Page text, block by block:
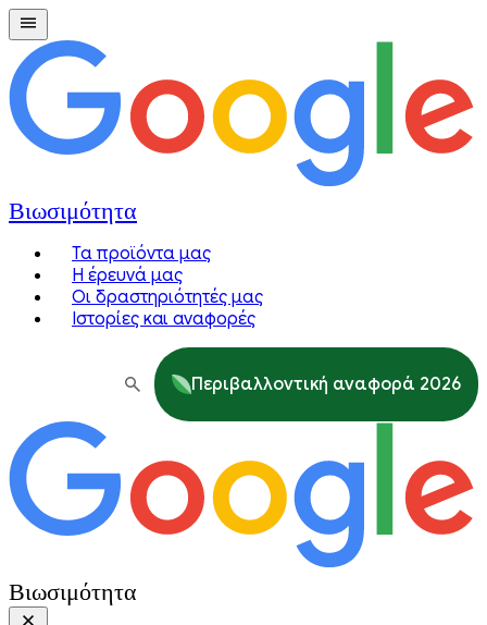
Βιωσιμότητα
Τα προϊόντα μας
Η έρευνά μας
Οι δραστηριότητές μας
Ιστορίες και αναφορές
Περιβαλλοντική αναφορά 2026
Βιωσιμότητα